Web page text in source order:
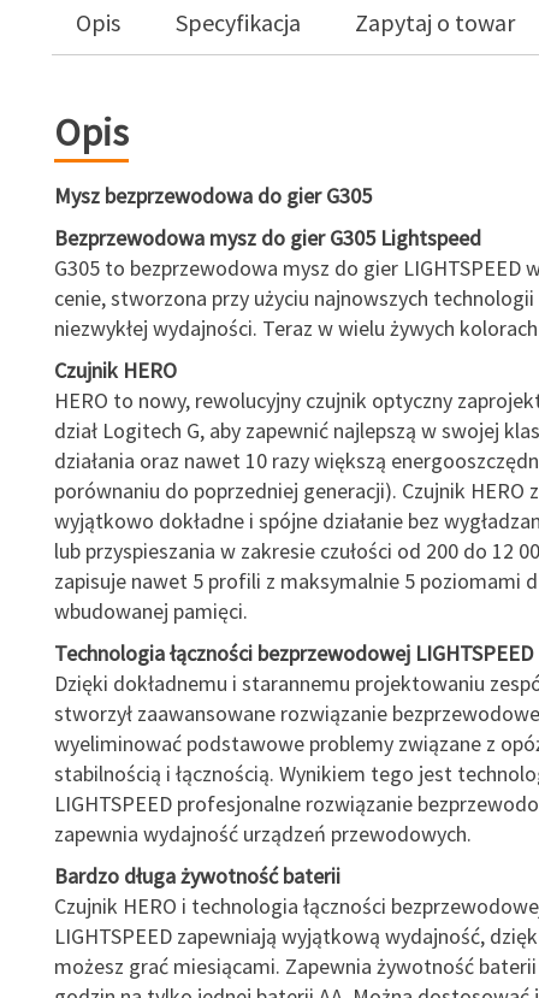
Opis Specyfikacja Zapytaj o towar
Opis
Mysz bezprzewodowa do gier G305
Bezprzewodowa mysz do gier G305 Lightspeed
G305 to bezprzewodowa mysz do gier LIGHTSPEED
cenie, stworzona przy użyciu najnowszych
niezwykłej wydajności. Teraz w wielu żywych
Czujnik HERO
HERO to nowy, rewolucyjny czujnik optyczny
dział Logitech G, aby zapewnić najlepszą w swojej
działania oraz nawet 10 razy większą
porównaniu do poprzedniej generacji). Czujnik HERO
wyjątkowo dokładne i spójne działanie bez
lub przyspieszania w zakresie czułości od 200 do 12
zapisuje nawet 5 profili z maksymalnie 5 poziomami
wbudowanej pamięci.
Technologia łączności bezprzewodowej LIGHTSPEED
Dzięki dokładnemu i starannemu projektowaniu
stworzył zaawansowane rozwiązanie
wyeliminować podstawowe problemy związane z
stabilnością i łącznością. Wynikiem tego jest
LIGHTSPEED profesjonalne rozwiązanie
zapewnia wydajność urządzeń przewodowych.
Bardzo długa żywotność baterii
Czujnik HERO i technologia łączności
LIGHTSPEED zapewniają wyjątkową wydajność,
możesz grać miesiącami. Zapewnia żywotność